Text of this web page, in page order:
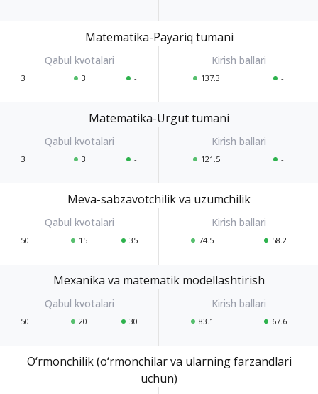
Matematika-Payariq tumani
3 3 - 137.3 -
Matematika-Urgut tumani
3 3 - 121.5 -
Meva-sabzavotchilik va uzumchilik
50 15 35 74.5 58.2
Mexanika va matematik modellashtirish
50 20 30 83.1 67.6
O‘rmonchilik (o‘rmonchilar va ularning farzandlari
uchun)